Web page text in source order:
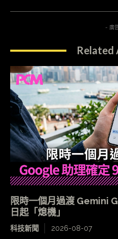
- 廣
Related
限時一個月過渡 Gemini
日起「熄機」
科技新聞 2026-08-07